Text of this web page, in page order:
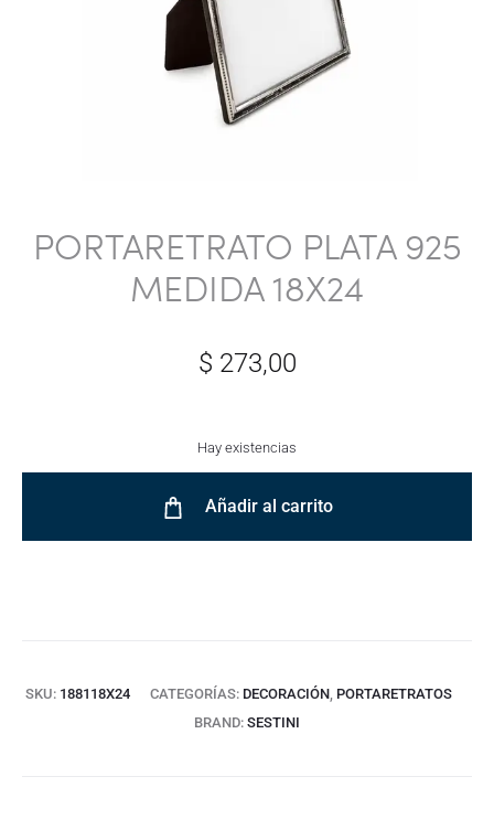
PORTARETRATO PLATA 925
MEDIDA 18X24
$ 273,00
Hay existencias
Añadir al carrito
SKU: 188118X24 CATEGORÍAS: DECORACIÓN, PORTARETRATOS
BRAND: SESTINI